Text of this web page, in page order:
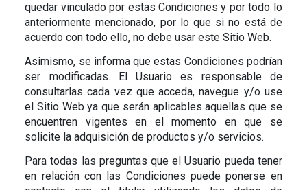
quedar vinculado por estas Condiciones y por todo lo
anteriormente mencionado, por lo que si no está de
acuerdo con todo ello, no debe usar este Sitio Web.
Asimismo, se informa que estas Condiciones podrían
ser modificadas. El Usuario es responsable de
consultarlas cada vez que acceda, navegue y/o use
el Sitio Web ya que serán aplicables aquellas que se
encuentren vigentes en el momento en que se
solicite la adquisición de productos y/o servicios.
Para todas las preguntas que el Usuario pueda tener
en relación con las Condiciones puede ponerse en